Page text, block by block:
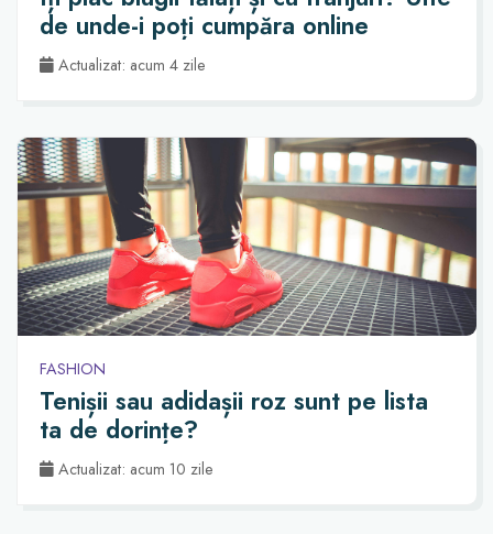
de unde-i poți cumpăra online
Actualizat: acum 4 zile
FASHION
Tenișii sau adidașii roz sunt pe lista
ta de dorințe?
Actualizat: acum 10 zile